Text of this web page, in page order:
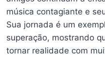
música contagiante e
Sua jornada é um
superação, mostrando
tornar realidade com